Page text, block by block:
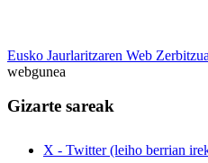
Eusko Jaurlaritzaren Web
webgunea
Gizarte sareak
X - Twitter (leiho berrian